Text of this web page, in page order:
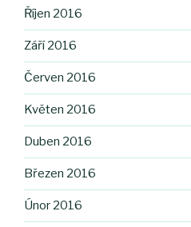
Říjen 2016
Září 2016
Červen 2016
Květen 2016
Duben 2016
Březen 2016
Únor 2016